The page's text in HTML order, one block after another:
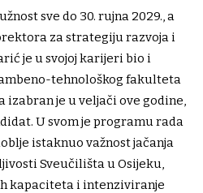
sve do 30. rujna 2029., a
za strategiju razvoja i
je u svojoj karijeri bio i
tehnološkog fakulteta
izabran je u veljači ove godine,
U svom je programu rada
istaknuo važnost jačanja
Sveučilišta u Osijeku,
kapaciteta i intenziviranje